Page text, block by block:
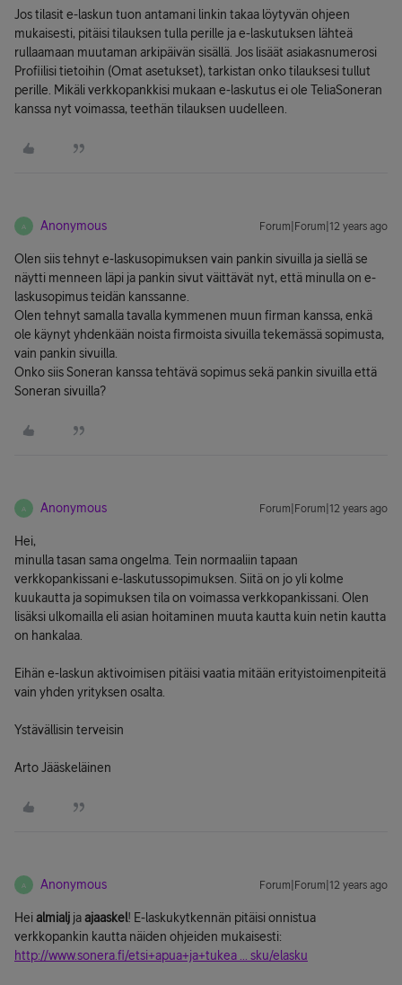
Jos tilasit e-laskun tuon antamani linkin takaa löytyvän ohjeen
mukaisesti, pitäisi tilauksen tulla perille ja e-laskutuksen lähteä
rullaamaan muutaman arkipäivän sisällä. Jos lisäät asiakasnumerosi
Profiilisi tietoihin (Omat asetukset), tarkistan onko tilauksesi tullut
perille. Mikäli verkkopankkisi mukaan e-laskutus ei ole TeliaSoneran
kanssa nyt voimassa, teethän tilauksen uudelleen.
A Anonymous Forum|Forum|12 years ago
Olen siis tehnyt e-laskusopimuksen vain pankin sivuilla ja siellä se
näytti menneen läpi ja pankin sivut väittävät nyt, että minulla on e-
laskusopimus teidän kanssanne.
Olen tehnyt samalla tavalla kymmenen muun firman kanssa, enkä
ole käynyt yhdenkään noista firmoista sivuilla tekemässä sopimusta,
vain pankin sivuilla.
Onko siis Soneran kanssa tehtävä sopimus sekä pankin sivuilla että
Soneran sivuilla?
A Anonymous Forum|Forum|12 years ago
Hei,
minulla tasan sama ongelma. Tein normaaliin tapaan
verkkopankissani e-laskutussopimuksen. Siitä on jo yli kolme
kuukautta ja sopimuksen tila on voimassa verkkopankissani. Olen
lisäksi ulkomailla eli asian hoitaminen muuta kautta kuin netin kautta
on hankalaa.
Eihän e-laskun aktivoimisen pitäisi vaatia mitään erityistoimenpiteitä
vain yhden yrityksen osalta.
Ystävällisin terveisin
Arto Jääskeläinen
A Anonymous Forum|Forum|12 years ago
Heialmialj jaajaaskel! E-laskukytkennän pitäisi onnistua
verkkopankin kautta näiden ohjeiden mukaisesti:
http://www.sonera.fi/etsi+apua+ja+tukea ... sku/elasku